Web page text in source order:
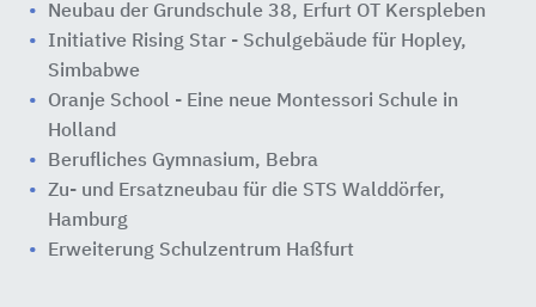
Neubau der Grundschule 38, Erfurt OT Kerspleben
Initiative Rising Star - Schulgebäude für Hopley,
Simbabwe
Oranje School - Eine neue Montessori Schule in
Holland
Berufliches Gymnasium, Bebra
Zu- und Ersatzneubau für die STS Walddörfer,
Hamburg
Erweiterung Schulzentrum Haßfurt